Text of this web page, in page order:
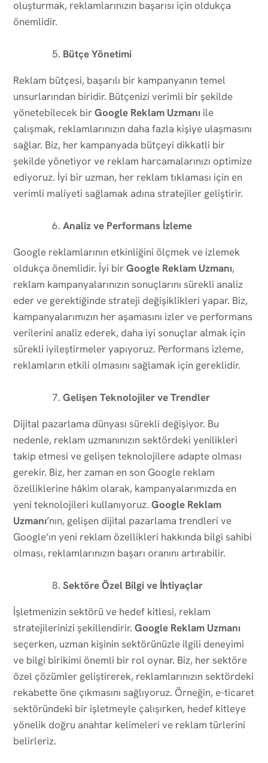
oluşturmak, reklamlarınızın başarısı için oldukça
önemlidir.
Bütçe Yönetimi
Reklam bütçesi, başarılı bir kampanyanın temel
unsurlarından biridir. Bütçenizi verimli bir şekilde
yönetebilecek birGoogle Reklam Uzmanı ile
çalışmak, reklamlarınızın daha fazla kişiye ulaşmasını
sağlar. Biz, her kampanyada bütçeyi dikkatli bir
şekilde yönetiyor ve reklam harcamalarınızı optimize
ediyoruz. İyi bir uzman, her reklam tıklaması için en
verimli maliyeti sağlamak adına stratejiler geliştirir.
Analiz ve Performans İzleme
Google reklamlarının etkinliğini ölçmek ve izlemek
oldukça önemlidir. İyi birGoogle Reklam Uzmanı,
reklam kampanyalarınızın sonuçlarını sürekli analiz
eder ve gerektiğinde strateji değişiklikleri yapar. Biz,
kampanyalarımızın her aşamasını izler ve performans
verilerini analiz ederek, daha iyi sonuçlar almak için
sürekli iyileştirmeler yapıyoruz. Performans izleme,
reklamların etkili olmasını sağlamak için gereklidir.
Gelişen Teknolojiler ve Trendler
Dijital pazarlama dünyası sürekli değişiyor. Bu
nedenle, reklam uzmanınızın sektördeki yenilikleri
takip etmesi ve gelişen teknolojilere adapte olması
gerekir. Biz, her zaman en son Google reklam
özelliklerine hâkim olarak, kampanyalarımızda en
yeni teknolojileri kullanıyoruz. Google Reklam
Uzmanı’nın, gelişen dijital pazarlama trendleri ve
Google’ın yeni reklam özellikleri hakkında bilgi sahibi
olması, reklamlarınızın başarı oranını artırabilir.
Sektöre Özel Bilgi ve İhtiyaçlar
İşletmenizin sektörü ve hedef kitlesi, reklam
stratejilerinizi şekillendirir. Google Reklam Uzmanı
seçerken, uzman kişinin sektörünüzle ilgili deneyimi
ve bilgi birikimi önemli bir rol oynar. Biz, her sektöre
özel çözümler geliştirerek, reklamlarınızın sektördeki
rekabette öne çıkmasını sağlıyoruz. Örneğin, e-ticaret
sektöründeki bir işletmeyle çalışırken, hedef kitleye
yönelik doğru anahtar kelimeleri ve reklam türlerini
belirleriz.